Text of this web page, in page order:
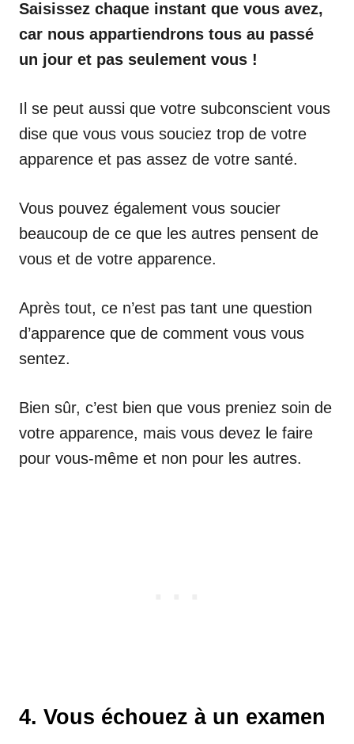
Saisissez chaque instant que vous avez,
car nous appartiendrons tous au passé
un jour et pas seulement vous !
Il se peut aussi que votre subconscient vous
dise que vous vous souciez trop de votre
apparence et pas assez de votre santé.
Vous pouvez également vous soucier
beaucoup de ce que les autres pensent de
vous et de votre apparence.
Après tout, ce n’est pas tant une question
d’apparence que de comment vous vous
sentez.
Bien sûr, c’est bien que vous preniez soin de
votre apparence, mais vous devez le faire
pour vous-même et non pour les autres.
4. Vous échouez à un examen